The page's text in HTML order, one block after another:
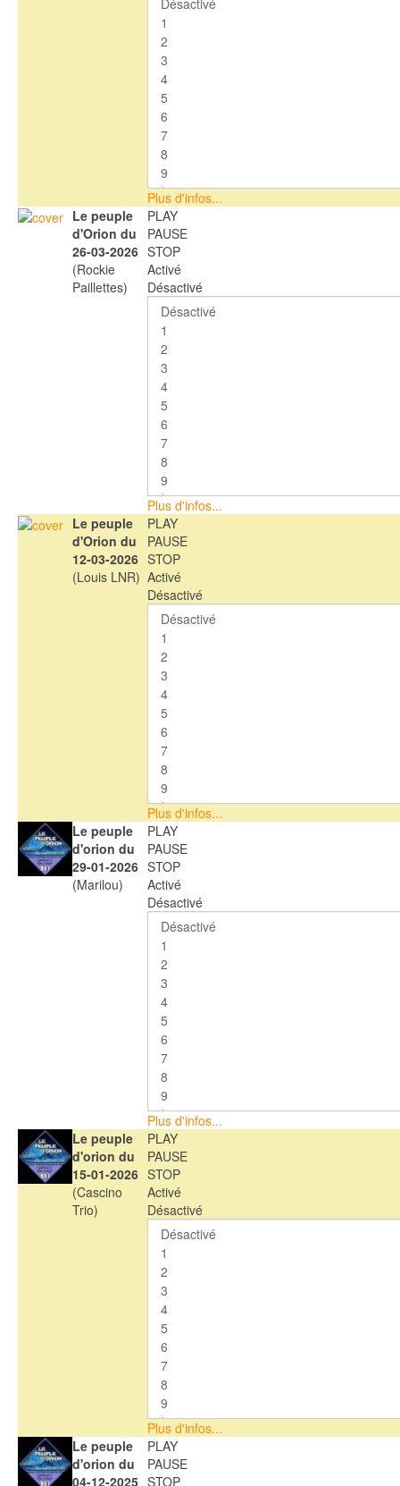
Plus d'infos...
Le peuple
d'Orion du
26-03-2026
(Rockie
Paillettes)
PLAY
PAUSE
STOP
Activé
Désactivé
Plus d'infos...
Le peuple
d'Orion du
12-03-2026
(Louis LNR)
PLAY
PAUSE
STOP
Activé
Désactivé
Plus d'infos...
Le peuple
d'orion du
29-01-2026
(Marilou)
PLAY
PAUSE
STOP
Activé
Désactivé
Plus d'infos...
Le peuple
d'orion du
15-01-2026
(Cascino
Trio)
PLAY
PAUSE
STOP
Activé
Désactivé
Plus d'infos...
Le peuple
d'orion du
04-12-2025
PLAY
PAUSE
STOP